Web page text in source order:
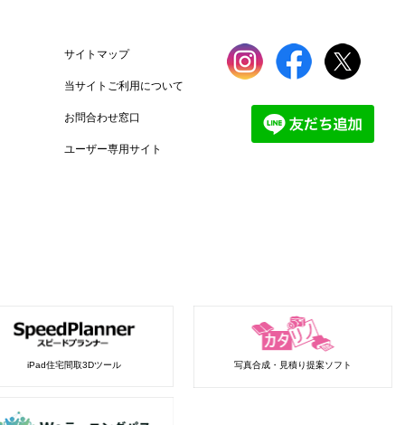
サイトマップ
当サイトご利用について
お問合わせ窓口
ユーザー専用サイト
iPad住宅間取3Dツール 写真合成・見積り提案ソフト